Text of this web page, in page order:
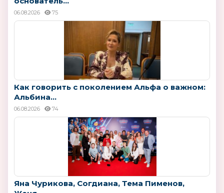
06.08.2026 75
Как говорить с поколением Альфа о важном:
Альбина...
06.08.2026 74
Яна Чурикова, Согдиана, Тема Пименов,